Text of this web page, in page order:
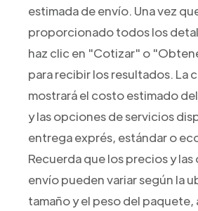
estimada de envío. Una vez
proporcionado todos los
haz clic en "Cotizar" o
para recibir los resultados. La
mostrará el costo estimado
y las opciones de servicios
entrega exprés, estándar o
Recuerda que los precios y
envío pueden variar según la
tamaño y el peso del paquete,